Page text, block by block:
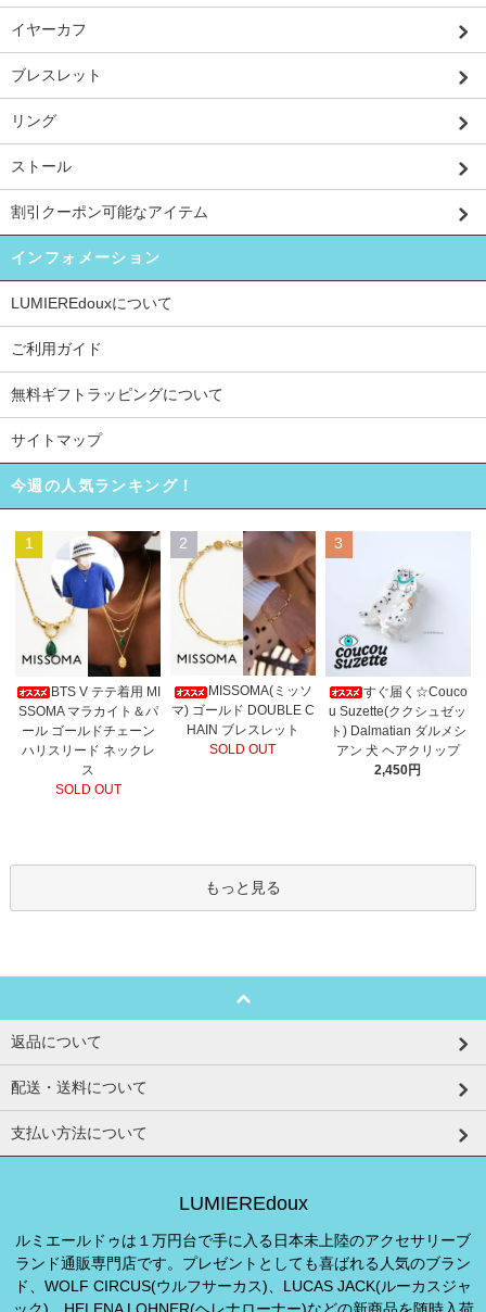
イヤーカフ
ブレスレット
リング
ストール
割引クーポン可能なアイテム
インフォメーション
LUMIEREdouxについて
ご利用ガイド
無料ギフトラッピングについて
サイトマップ
今週の人気ランキング！
1
BTS V テテ着用 MI
SSOMA マラカイト＆パ
ール ゴールドチェーン
ハリスリード ネックレ
ス
SOLD OUT
2
MISSOMA(ミッソ
マ) ゴールド DOUBLE C
HAIN ブレスレット
SOLD OUT
3
すぐ届く☆Couco
u Suzette(ククシュゼッ
ト) Dalmatian ダルメシ
アン 犬 ヘアクリップ
2,450円
もっと見る
返品について
配送・送料について
支払い方法について
LUMIEREdoux
ルミエールドゥは１万円台で手に入る日本未上陸のアクセサリーブ
ランド通販専門店です。プレゼントとしても喜ばれる人気のブラン
ド、WOLF CIRCUS(ウルフサーカス)、LUCAS JACK(ルーカスジャ